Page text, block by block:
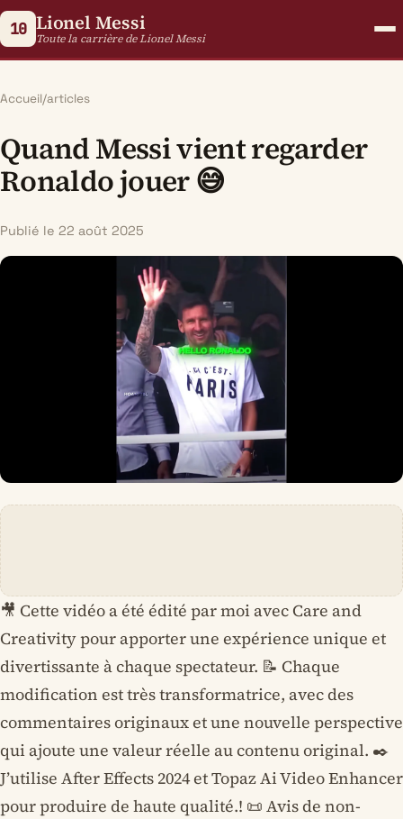
10 Lionel Messi
Toute la carrière de Lionel Messi
Accueil/articles
Quand Messi vient regarder
Ronaldo jouer 😅
Publié le 22 août 2025
🎥 Cette vidéo a été édité par moi avec Care and
Creativity pour apporter une expérience unique et
divertissante à chaque spectateur. 📝 Chaque
modification est très transformatrice, avec des
commentaires originaux et une nouvelle perspective
qui ajoute une valeur réelle au contenu original. ✒️
J’utilise After Effects 2024 et Topaz Ai Video Enhancer
pour produire de haute qualité.! 📜 Avis de non-